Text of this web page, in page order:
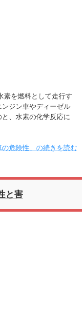
を燃料として走行す
ジン車やディーゼル
、水素の化学反応に
の危険性」の続きを読む
と害